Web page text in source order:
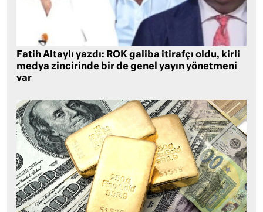
Fatih Altaylı yazdı: ROK galiba itirafçı oldu, kirli
medya zincirinde bir de genel yayın yönetmeni
var